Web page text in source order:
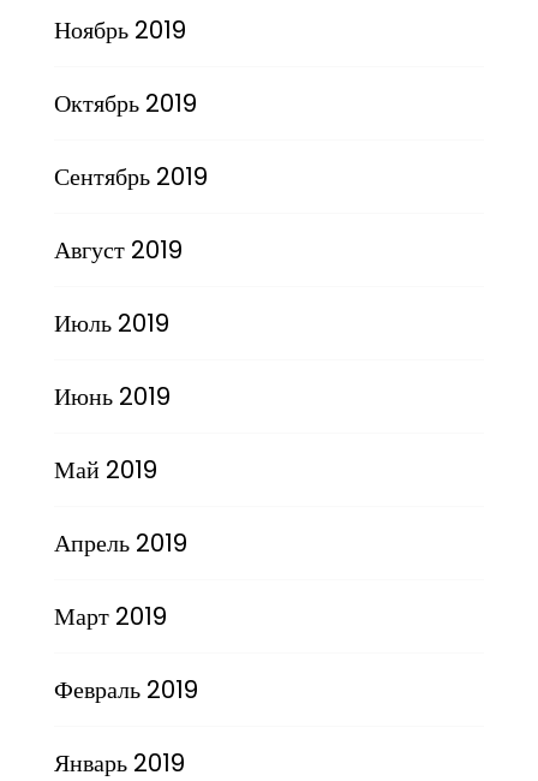
Ноябрь 2019
Октябрь 2019
Сентябрь 2019
Август 2019
Июль 2019
Июнь 2019
Май 2019
Апрель 2019
Март 2019
Февраль 2019
Январь 2019